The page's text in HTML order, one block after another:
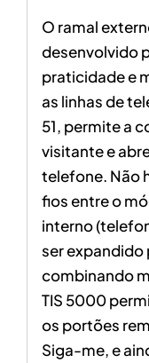
O ramal
desenvolvido
praticidade e
as linhas de
51, permite a
visitante e
telefone. Não
fios entre o
interno
ser expandido
combinando
TIS 5000
os portões
Siga-me, e